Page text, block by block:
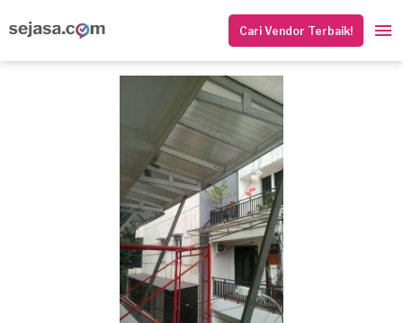
Cari Vendor Terbaik!